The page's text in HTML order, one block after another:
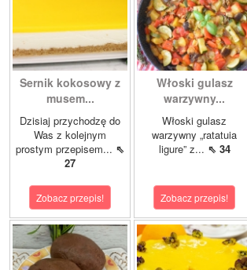
Sernik kokosowy z
musem...
Dzisiaj przychodzę do
Was z kolejnym
prostym przepisem... ⇖
27
Zobacz przepis!
Włoski gulasz
warzywny...
Włoski gulasz
warzywny „ratatuia
ligure” z... ⇖ 34
Zobacz przepis!